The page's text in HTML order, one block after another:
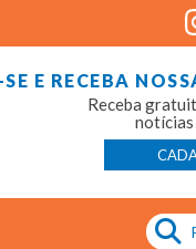
E RECEBA
Receba
notícias